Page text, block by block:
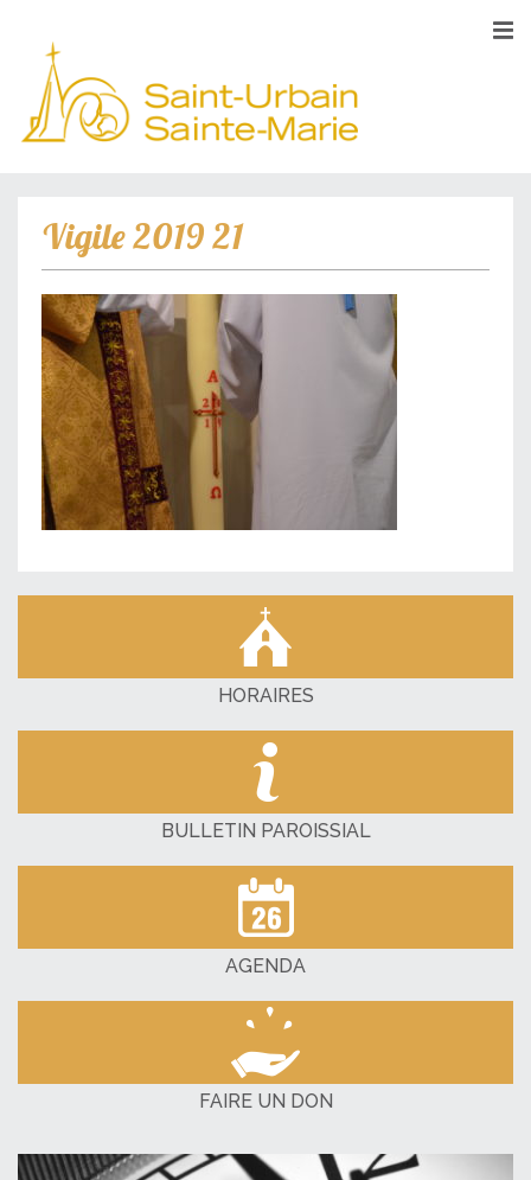
Vigile 2019 21
HORAIRES
BULLETIN PAROISSIAL
AGENDA
FAIRE UN DON